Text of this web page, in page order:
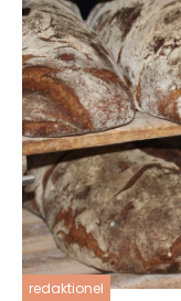
redaktionel